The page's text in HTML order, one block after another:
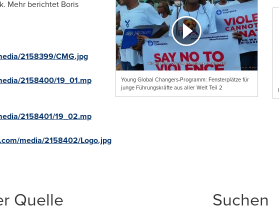
Young Global Changers-Programm: Fensterplätze für
junge Führungskräfte aus aller Welt Teil 2
Mehr berichtet Boris
2158399/CMG.jpg
2158400/19_01.mp
2158401/19_02.mp
media/2158402/Logo.jpg
Quelle Suchen